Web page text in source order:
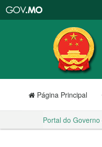
RAE
de
Macau
Página Principal
Portal do